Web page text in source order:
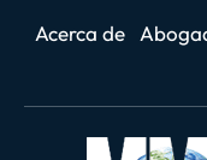
Acerca de